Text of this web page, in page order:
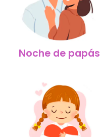
Noche de papás